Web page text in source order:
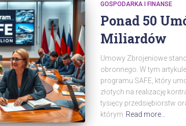
GOSPODARKA I FINANSE
Ponad 50
Miliardów
Umowy Zbrojeniowe
obronnego. W tym
programu SAFE, który
złotych na realizację
tysięcy przedsiębiorstw
którym Read more…